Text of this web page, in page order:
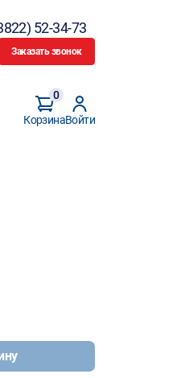
52-34-73
Заказать звонок
Корзина
0
Войти